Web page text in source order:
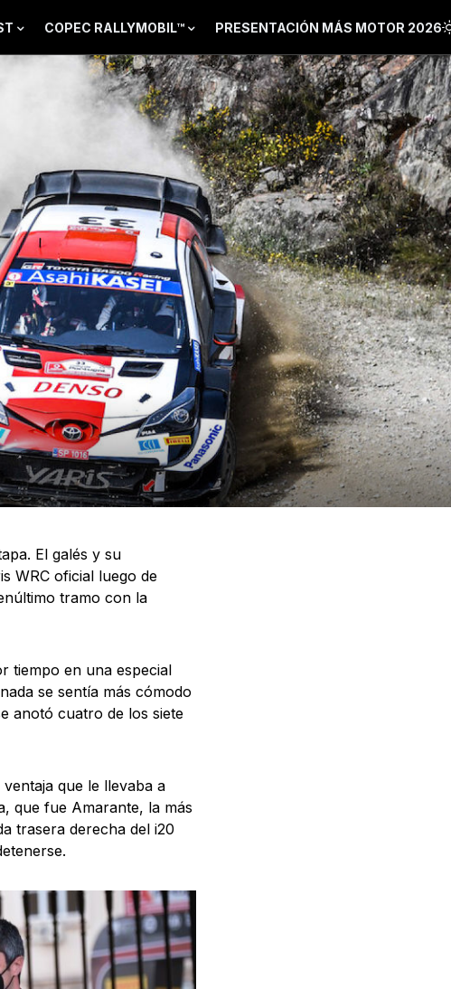
COPEC RALLYMOBIL™ PRESENTACIÓN MÁS MOTOR 2026
El galés y su
WRC oficial luego de
tramo con la
tiempo en una especial
se sentía más cómodo
anotó cuatro de los siete
que le llevaba a
que fue Amarante, la más
trasera derecha del i20